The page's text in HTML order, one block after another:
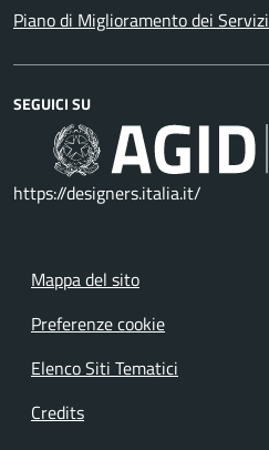
Piano di Miglioramento dei Servizi
SEGUICI SU
https://designers.italia.it/
Mappa del sito
Preferenze cookie
Elenco Siti Tematici
Credits